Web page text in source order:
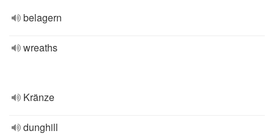
belagern
wreaths
Kränze
dunghill